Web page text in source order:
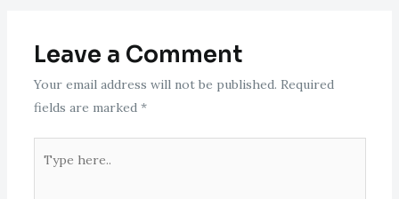
Leave a Comment
Your email address will not be published. Required
fields are marked *
here..